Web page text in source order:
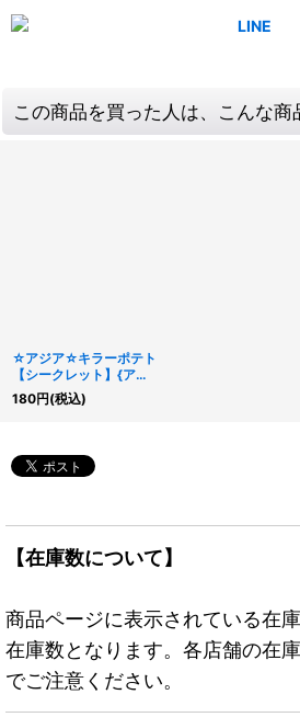
この商品を買った人は、こんな商
☆アジア☆キラーポテト
【シークレット】{アジ
ア25PP-JP021}《モン
スター》
180円(税込)
【在庫数について】
商品ページに表示されている在
在庫数となります。各店舗の在
でご注意ください。